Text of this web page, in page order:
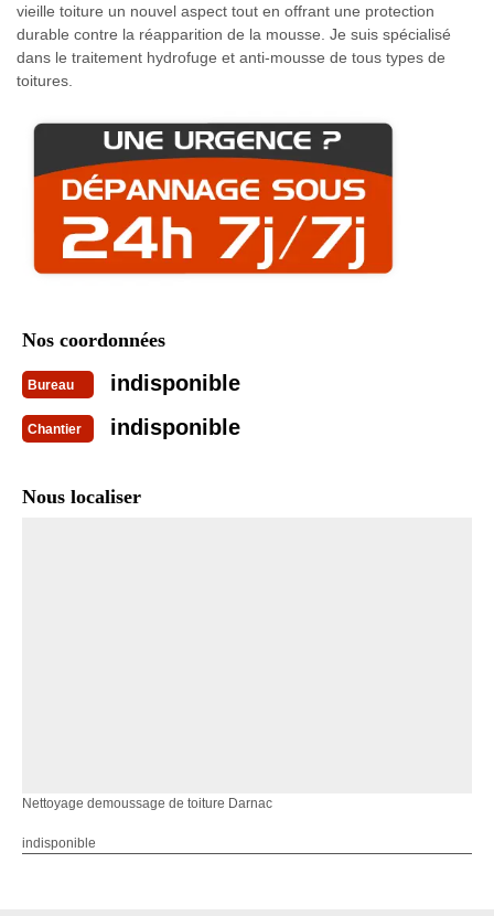
vieille toiture un nouvel aspect tout en offrant une protection
durable contre la réapparition de la mousse. Je suis spécialisé
dans le traitement hydrofuge et anti-mousse de tous types de
toitures.
Nos coordonnées
Bureau indisponible
Chantier indisponible
Nous localiser
Nettoyage demoussage de toiture Darnac
indisponible